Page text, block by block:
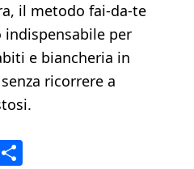
il metodo fai-da-te
per
e biancheria in
ricorrere a